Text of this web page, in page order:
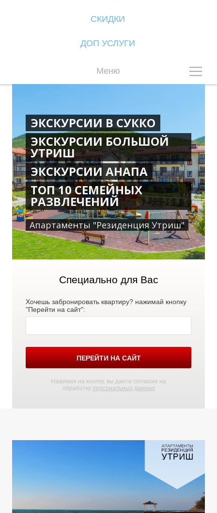
СКИДКИ
ДОП УСЛУГИ
Меню
А
В
Н
ЭКСКУРСИИ В СУККО
ЭКСКУРСИИ БОЛЬШОЙ
УТРИШ
ЭКСКУРСИИ АНАПА
ТОП 10 СЕМЕЙНЫХ
РАЗВЛЕЧЕНИЙ
Апартаменты "Резиденция Утриш"
Специально для Вас
Хочешь забронировать квартиру? нажимай кнопку
"Перейти на сайт":
ПЕРЕЙТИ НА САЙТ
Нажимая на кнопку, вы даете согласие на
обработку персональных данных
Ж
Н
О